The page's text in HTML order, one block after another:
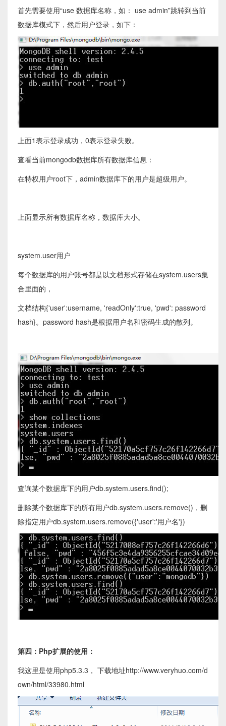
首先需要使用“use 数据库名称，如： use admin”跳转到当前
数据库模式下，然后用户登录，如下：
上面1表示登录成功，0表示登录失败。
查看当前mongodb数据库所有数据库信息：
在特权用户root下，admin数据库下的用户是超级用户。
上面显示所有数据库名称，数据库大小。
system.user用户
每个数据库的用户账号都是以文档形式存储在system.users集
合里面的，
文档结构{'user':username, 'readOnly':true, 'pwd': password
hash}。password hash是根据用户名和密码生成的散列。
查询某个数据库下的用户db.system.users.find();
删除某个数据库下的所有用户db.system.users.remove()，删
除指定用户db.system.users.remove({'user':'用户名'})
第四：Php扩展的使用：
我这里是使用php5.3.3， 下载地址http://www.veryhuo.com/d
own/html/33980.html